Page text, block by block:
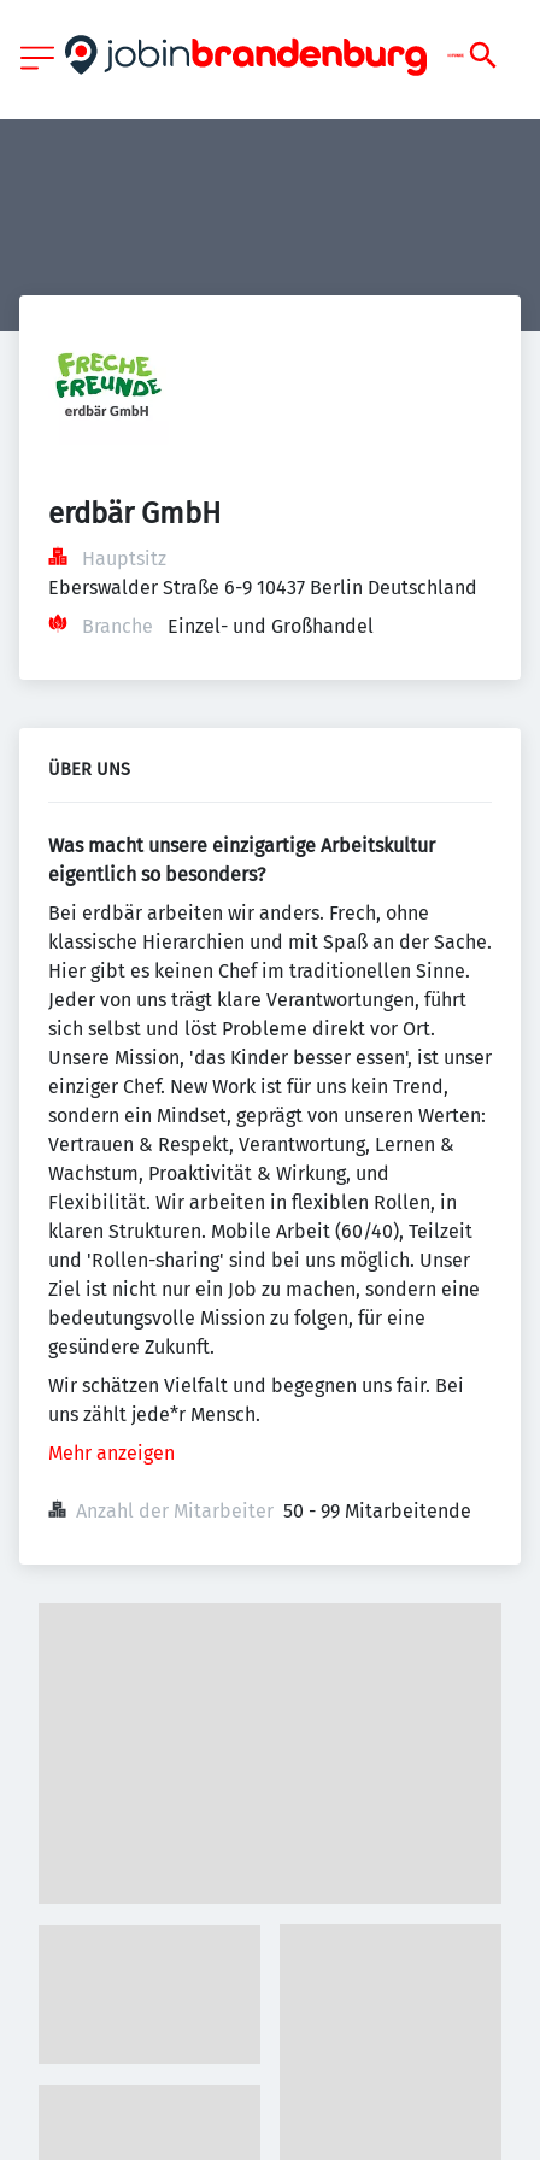
erdbär GmbH
Hauptsitz
Eberswalder Straße 6-9 10437 Berlin Deutschland
Branche
Einzel- und Großhandel
ÜBER UNS
Was macht unsere einzigartige Arbeitskultur
eigentlich so besonders?
Bei erdbär arbeiten wir anders. Frech, ohne
klassische Hierarchien und mit Spaß an der Sache.
Hier gibt es keinen Chef im traditionellen Sinne.
Jeder von uns trägt klare Verantwortungen, führt
sich selbst und löst Probleme direkt vor Ort.
Unsere Mission, 'das Kinder besser essen', ist unser
einziger Chef. New Work ist für uns kein Trend,
sondern ein Mindset, geprägt von unseren Werten:
Vertrauen & Respekt, Verantwortung, Lernen &
Wachstum, Proaktivität & Wirkung, und
Flexibilität. Wir arbeiten in flexiblen Rollen, in
klaren Strukturen. Mobile Arbeit (60/40), Teilzeit
und 'Rollen-sharing' sind bei uns möglich. Unser
Ziel ist nicht nur ein Job zu machen, sondern eine
bedeutungsvolle Mission zu folgen, für eine
gesündere Zukunft.
Wir schätzen Vielfalt und begegnen uns fair. Bei
uns zählt jede*r Mensch.
Mehr anzeigen
Anzahl der Mitarbeiter 50 - 99 Mitarbeitende